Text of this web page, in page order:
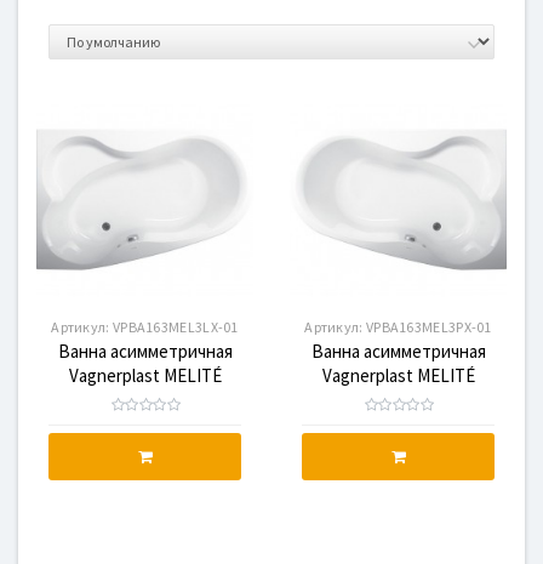
Артикул: VPBA163MEL3LX-01
Ванна асимметричная
Vagnerplast MELITÉ
L(VPBA163MEL3LX-01)
Артикул: VPBA163MEL3PX-01
Ванна асимметричная
Vagnerplast MELITÉ
P(VPBA163MEL3PX-01)